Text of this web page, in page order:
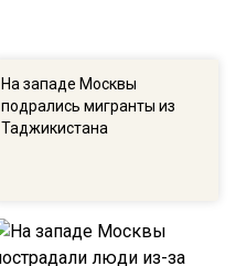
На западе Москвы
подрались мигранты из
Таджикистана